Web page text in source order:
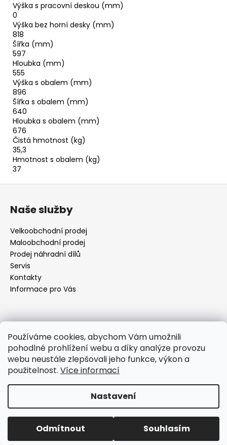
Používáme cookies, abychom Vám umožnili
pohodlné prohlížení webu a díky analýze provozu
webu neustále zlepšovali jeho funkce, výkon a
použitelnost. Více informací
Nastavení
Odmítnout Souhlasím
Výška s pracovní deskou (mm)
0
Výška bez horní desky (mm)
818
Šířka (mm)
597
Hloubka (mm)
555
Výška s obalem (mm)
896
Šířka s obalem (mm)
640
Hloubka s obalem (mm)
676
Čistá hmotnost (kg)
35,3
Hmotnost s obalem (kg)
37
Naše služby
Velkoobchodní prodej
Maloobchodní prodej
Prodej náhradní dílů
Servis
Kontakty
Informace pro Vás
objednavky@elektrorezny.cz
602 155 983
https://www.facebook.com/jirireznyelektroservis
reznyelektro
Copyright 2026Elektro Režný . Všechna práva vyhrazena.